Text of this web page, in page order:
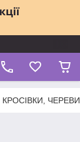
КРОСІВКИ,